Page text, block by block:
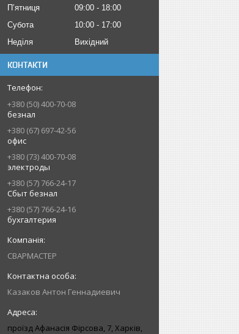
Пʼятниця
09:00
18:00
Субота
10:00
17:00
Неділя
Вихідний
КОНТАКТИ
+380 (50) 400-70-08
безнал
+380 (67) 697-42-56
офис
+380 (73) 400-70-08
электроды
+380 (57) 766-24-17
Сбыт безнал
+380 (57) 766-24-16
бухгалтерия
СВАРМАСТЕР
Казаков Антон Геннадиевич
проїзд Афанасія Фірсова, 7, Харків,